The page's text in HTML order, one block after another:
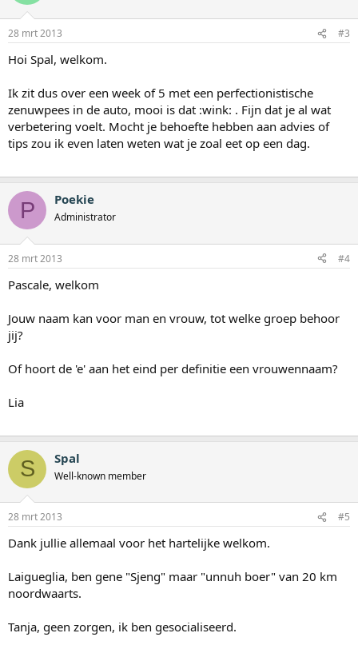
28 mrt 2013 #3
Hoi Spal, welkom.
Ik zit dus over een week of 5 met een perfectionistische
zenuwpees in de auto, mooi is dat :wink: . Fijn dat je al wat
verbetering voelt. Mocht je behoefte hebben aan advies of
tips zou ik even laten weten wat je zoal eet op een dag.
P Poekie
Administrator
28 mrt 2013 #4
Pascale, welkom
Jouw naam kan voor man en vrouw, tot welke groep behoor
jij?
Of hoort de 'e' aan het eind per definitie een vrouwennaam?
Lia
S Spal
Well-known member
28 mrt 2013 #5
Dank jullie allemaal voor het hartelijke welkom.
Laigueglia, ben gene "Sjeng" maar "unnuh boer" van 20 km
noordwaarts.
Tanja, geen zorgen, ik ben gesocialiseerd.